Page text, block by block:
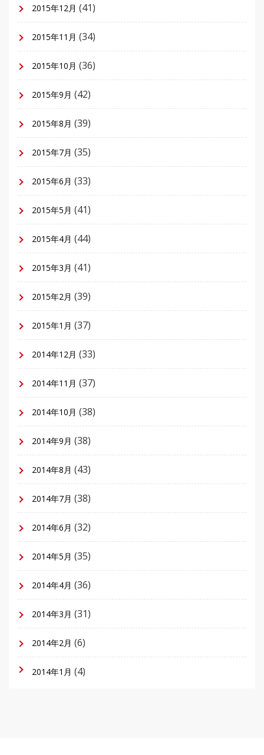
2015年12月 (41)
2015年11月 (34)
2015年10月 (36)
2015年9月 (42)
2015年8月 (39)
2015年7月 (35)
2015年6月 (33)
2015年5月 (41)
2015年4月 (44)
2015年3月 (41)
2015年2月 (39)
2015年1月 (37)
2014年12月 (33)
2014年11月 (37)
2014年10月 (38)
2014年9月 (38)
2014年8月 (43)
2014年7月 (38)
2014年6月 (32)
2014年5月 (35)
2014年4月 (36)
2014年3月 (31)
2014年2月 (6)
2014年1月 (4)